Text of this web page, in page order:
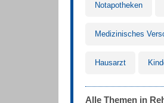
Notapotheken
Medizinisches
Hausarzt
Alle Themen in